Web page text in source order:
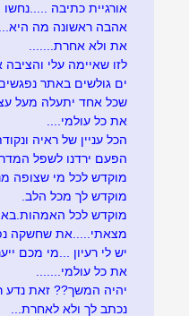
אורגיית כתיבה .....נחשו
אהבה ראשונה מה
את ולא אחרת.......
לזו שאיימה עלי
ים גולשים באתר
שכל אחד יתעלה מעל
את כל עולמי....
הכל עניין של ראיה
הפעם ירדנו לשפל
מוקדש לכל מי שצופה
מוקדש לך מכל הלב.
מוקדש לכל
מצאתי.....את שחשקה
יש לי רעיון ...מי מכם
את כל עולמי.......
יהיה המשך?? זאת נדע
נכתב לך ולא לאחרת...